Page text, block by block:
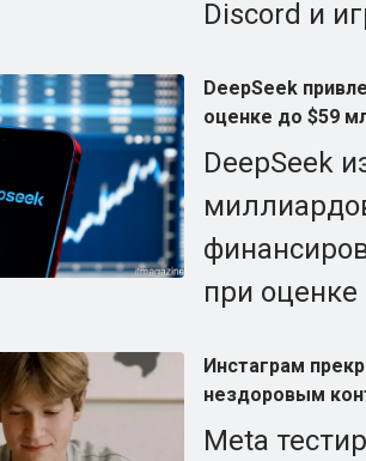
Discord и
DeepSeek
оценке до $59
DeepSeek
при
Инстаграм
нездоровым
Meta